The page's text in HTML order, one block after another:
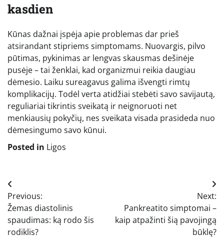
kasdien
Kūnas dažnai įspėja apie problemas dar prieš
atsirandant stipriems simptomams. Nuovargis, pilvo
pūtimas, pykinimas ar lengvas skausmas dešinėje
pusėje – tai ženklai, kad organizmui reikia daugiau
dėmesio. Laiku sureagavus galima išvengti rimtų
komplikacijų. Todėl verta atidžiai stebėti savo savijautą,
reguliariai tikrintis sveikatą ir neignoruoti net
menkiausių pokyčių, nes sveikata visada prasideda nuo
dėmesingumo savo kūnui.
Posted in Ligos
Navigacija
tarp
įrašų
Previous:
Žemas diastolinis
spaudimas: ką rodo šis
rodiklis?
Next:
Pankreatito simptomai –
kaip atpažinti šią pavojingą
būklę?